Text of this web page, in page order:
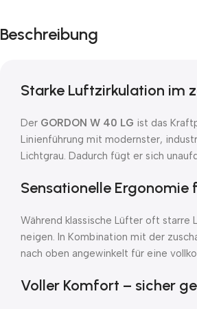
Beschreibung
Starke Luftzirkulation im
Der GORDON W 40 LG ist das
Linienführung mit modernster,
Lichtgrau. Dadurch fügt er sich
Sensationelle
Während klassische Lüfter oft
neigen. In Kombination mit der
nach oben angewinkelt für eine
Voller Komfort – sicher